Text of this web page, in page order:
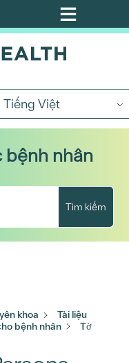
Tiếng Việt
bệnh nhân
Tìm kiếm
khoa
Tài liệu
bệnh nhân
Tờ